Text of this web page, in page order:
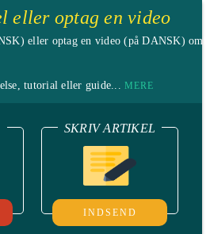
eller optag en video
eller optag en video (på DANSK)
tutorial eller guide... MERE
SKRIV ARTIKEL
INDSEND